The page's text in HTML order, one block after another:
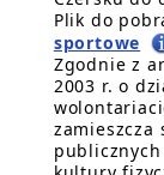
Plik do
sportowe
Zgodnie z
2003 r. o
zamieszcza